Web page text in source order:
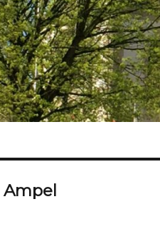
Ampel